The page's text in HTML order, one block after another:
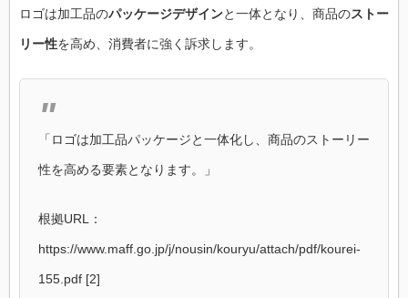
ロゴは加工品のパッケージデザインと一体となり、商品のストー
リー性を高め、消費者に強く訴求します。
「ロゴは加工品パッケージと一体化し、商品のストーリー
性を高める要素となります。」
根拠URL：
https://www.maff.go.jp/j/nousin/kouryu/attach/pdf/kourei-
155.pdf [2]